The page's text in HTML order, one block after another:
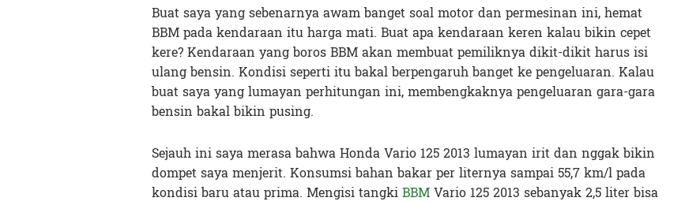
Buat saya yang sebenarnya awam banget soal motor dan permesinan ini, hemat
BBM pada kendaraan itu harga mati. Buat apa kendaraan keren kalau bikin cepet
kere? Kendaraan yang boros BBM akan membuat pemiliknya dikit-dikit harus isi
ulang bensin. Kondisi seperti itu bakal berpengaruh banget ke pengeluaran. Kalau
buat saya yang lumayan perhitungan ini, membengkaknya pengeluaran gara-gara
bensin bakal bikin pusing.
Sejauh ini saya merasa bahwa Honda Vario 125 2013 lumayan irit dan nggak bikin
dompet saya menjerit. Konsumsi bahan bakar per liternya sampai 55,7 km/l pada
kondisi baru atau prima. Mengisi tangkiBBMVario 125 2013 sebanyak 2,5 liter bisa